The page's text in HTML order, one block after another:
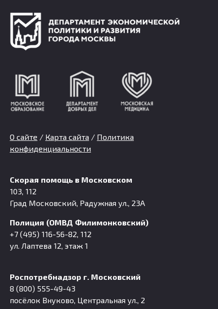
О сайте / Карта сайта / Политика
конфиденциальности
Скорая помощь в Московском
103, 112
Град Московский, Радужная ул., 23А
Полиция (ОМВД Филимонковский)
+7 (495) 116-56-82, 112
ул. Лаптева 12, этаж 1
Роспотребнадзор г. Московский
8 (800) 555-49-43
посёлок Внуково, Центральная ул., 2